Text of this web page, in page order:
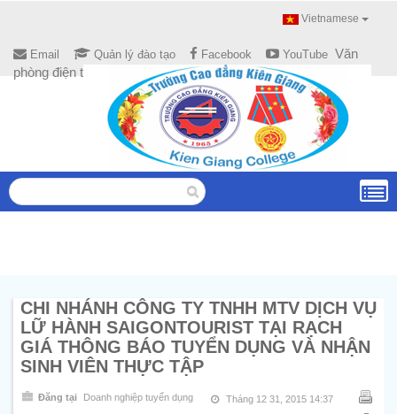
Vietnamese
Email Quản lý đào tạo Facebook YouTube Văn
phòng điện tử
CHI NHÁNH CÔNG TY TNHH MTV DỊCH VỤ
LỮ HÀNH SAIGONTOURIST TẠI RẠCH
GIÁ THÔNG BÁO TUYỂN DỤNG VÀ NHẬN
SINH VIÊN THỰC TẬP
Đăng tại Doanh nghiệp tuyển dụng Tháng 12 31, 2015 14:37